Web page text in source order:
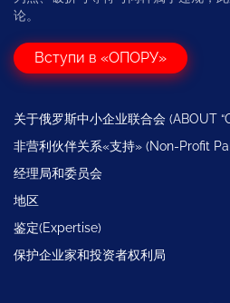
论。
Вступи в «ОПОРУ»
关于俄罗斯中小企业联合会 (ABOUT
非营利伙伴关系«支持» (Non-Profit
经理局和委员会
地区
鉴定(Expertise)
保护企业家和投资者权利局